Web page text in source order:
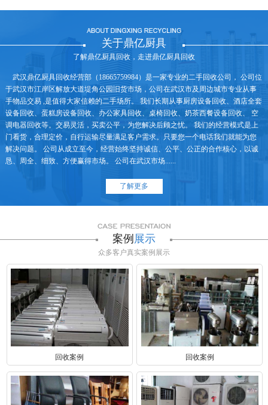
关于鼎亿厨具
了解鼎亿厨具回收，走进鼎亿厨具回收
武汉鼎亿厨具回收经营部（18665759984）是一家专业的二手回收公司， 公司位
于武汉市江岸区解放大道堤角公园旧货市场，公司在武汉市及周边城市专业从事
手物品交易 ,是值得大家信赖的二手场所。 我们长期从事厨房设备回收、酒店全套
设备回收、蛋糕房设备回收、办公家具回收、桌椅回收、奶茶西餐设备回收、 空
调电器回收等。交易灵活，买卖公平，为您解决后顾之忧。 我们的经营模式是上
门看货，合理定价，自行运输尽量满足客户需求。只要您一个电话我们就能为您
解决问题。 公司从成立至今，经营始终坚持诚信、公平、公正的合作核心，以诚
恳、周全、细致、方便赢得市场。 公司在武汉市场......
了解更多
案例 展示
众多客户真实案例展示
回收案例 回收案例